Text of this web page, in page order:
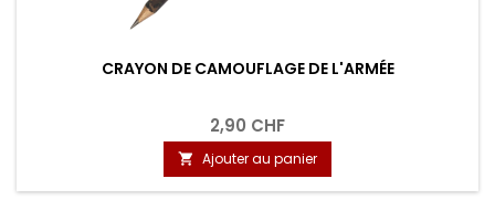
CRAYON DE CAMOUFLAGE DE L'ARMÉE
2,90 CHF
 Ajouter au panier